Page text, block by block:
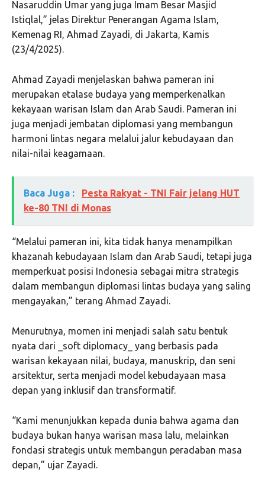
Nasaruddin Umar yang juga Imam Besar Masjid
Istiqlal,” jelas Direktur Penerangan Agama Islam,
Kemenag RI, Ahmad Zayadi, di Jakarta, Kamis
(23/4/2025).
Ahmad Zayadi menjelaskan bahwa pameran ini
merupakan etalase budaya yang memperkenalkan
kekayaan warisan Islam dan Arab Saudi. Pameran ini
juga menjadi jembatan diplomasi yang membangun
harmoni lintas negara melalui jalur kebudayaan dan
nilai-nilai keagamaan.
Baca Juga :
Pesta Rakyat - TNI Fair jelang HUT
ke-80 TNI di Monas
“Melalui pameran ini, kita tidak hanya menampilkan
khazanah kebudayaan Islam dan Arab Saudi, tetapi juga
memperkuat posisi Indonesia sebagai mitra strategis
dalam membangun diplomasi lintas budaya yang saling
mengayakan,” terang Ahmad Zayadi.
Menurutnya, momen ini menjadi salah satu bentuk
nyata dari _soft diplomacy_ yang berbasis pada
warisan kekayaan nilai, budaya, manuskrip, dan seni
arsitektur, serta menjadi model kebudayaan masa
depan yang inklusif dan transformatif.
“Kami menunjukkan kepada dunia bahwa agama dan
budaya bukan hanya warisan masa lalu, melainkan
fondasi strategis untuk membangun peradaban masa
depan,” ujar Zayadi.